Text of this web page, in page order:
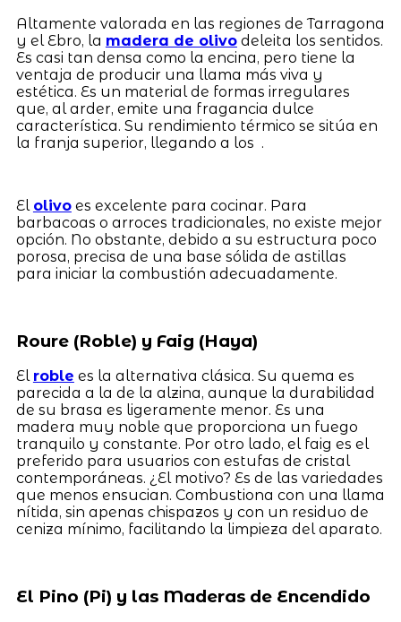
Altamente valorada en las regiones de Tarragona
y el Ebro, la madera de olivodeleita los sentidos.
Es casi tan densa como la encina, pero tiene la
ventaja de producir una llama más viva y
estética. Es un material de formas irregulares
que, al arder, emite una fragancia dulce
característica. Su rendimiento térmico se sitúa en
la franja superior, llegando a los .
El olivoes excelente para cocinar. Para
barbacoas o arroces tradicionales, no existe mejor
opción. No obstante, debido a su estructura poco
porosa, precisa de una base sólida de astillas
para iniciar la combustión adecuadamente.
Roure (Roble) y Faig (Haya)
El roble es la alternativa clásica. Su quema es
parecida a la de la alzina, aunque la durabilidad
de su brasa es ligeramente menor. Es una
madera muy noble que proporciona un fuego
tranquilo y constante. Por otro lado, el faig es el
preferido para usuarios con estufas de cristal
contemporáneas. ¿El motivo? Es de las variedades
que menos ensucian. Combustiona con una llama
nítida, sin apenas chispazos y con un residuo de
ceniza mínimo, facilitando la limpieza del aparato.
El Pino (Pi) y las Maderas de Encendido